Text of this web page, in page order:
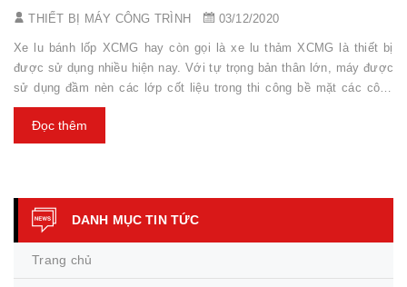
THIẾT BỊ MÁY CÔNG TRÌNH 03/12/2020
Xe lu bánh lốp XCMG hay còn gọi là xe lu thảm XCMG là thiết bị
được sử dụng nhiều hiện nay. Với tự trọng bản thân lớn, máy được
sử dụng đầm nèn các lớp cốt liệu trong thi công bề mặt các công
trình. Xe lu bánh lốp XCMG được sử dụng chủ yếu là loại 26 tấn và
30 tấn tại Việt Nam. Đây là 2 model sản phẩm đã xây dựng lên
thương hiệu xe lu của tập đoàn trong thi công bê tông nhựa nóng.
Đọc thêm
DANH MỤC TIN TỨC
Trang chủ